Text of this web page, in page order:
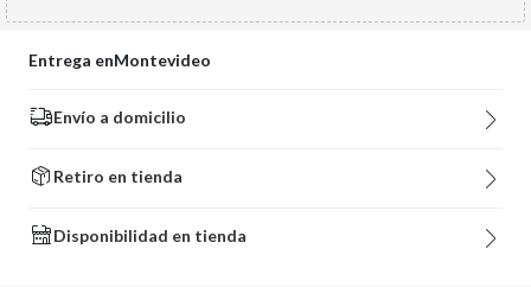
Entrega enMontevideo
Envío a domicilio
Retiro en tienda
Disponibilidad en tienda